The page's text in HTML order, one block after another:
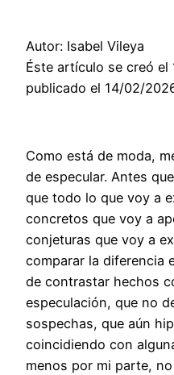
Autor: Isabel Vileya
Éste artículo se creó
publicado el 14/02/
Como está de moda,
de especular. Antes
que todo lo que voy a
concretos que voy a
conjeturas que voy a
comparar la diferencia
de contrastar hechos
especulación, que no
sospechas, que aún
coincidiendo con
menos por mi parte,